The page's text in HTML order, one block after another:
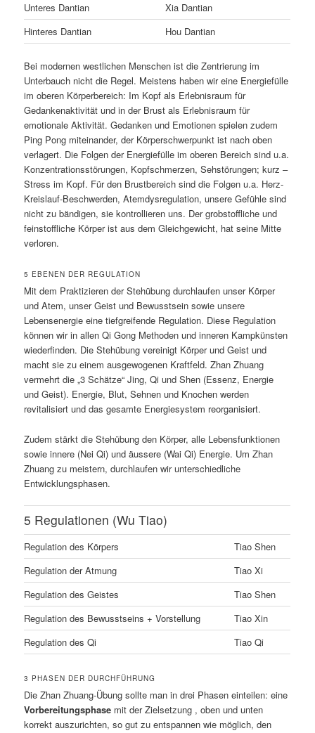
Unteres Dantian
Xia Dantian
Hinteres Dantian
Hou Dantian
Bei modernen westlichen Menschen ist die Zentrierung im
Unterbauch nicht die Regel. Meistens haben wir eine Energiefülle
im oberen Körperbereich: Im Kopf als Erlebnisraum für
Gedankenaktivität und in der Brust als Erlebnisraum für
emotionale Aktivität. Gedanken und Emotionen spielen zudem
Ping Pong miteinander, der Körperschwerpunkt ist nach oben
verlagert. Die Folgen der Energiefülle im oberen Bereich sind u.a.
Konzentrationsstörungen, Kopfschmerzen, Sehstörungen; kurz –
Stress im Kopf. Für den Brustbereich sind die Folgen u.a. Herz-
Kreislauf-Beschwerden, Atemdysregulation, unsere Gefühle sind
nicht zu bändigen, sie kontrollieren uns. Der grobstoffliche und
feinstoffliche Körper ist aus dem Gleichgewicht, hat seine Mitte
verloren.
5 EBENEN DER REGULATION
Mit dem Praktizieren der Stehübung durchlaufen unser Körper
und Atem, unser Geist und Bewusstsein sowie unsere
Lebensenergie eine tiefgreifende Regulation. Diese Regulation
können wir in allen Qi Gong Methoden und inneren Kampkünsten
wiederfinden. Die Stehübung vereinigt Körper und Geist und
macht sie zu einem ausgewogenen Kraftfeld. Zhan Zhuang
vermehrt die „3 Schätze“ Jing, Qi und Shen (Essenz, Energie
und Geist). Energie, Blut, Sehnen und Knochen werden
revitalisiert und das gesamte Energiesystem reorganisiert.
Zudem stärkt die Stehübung den Körper, alle Lebensfunktionen
sowie innere (Nei Qi) und äussere (Wai Qi) Energie. Um Zhan
Zhuang zu meistern, durchlaufen wir unterschiedliche
Entwicklungsphasen.
5 Regulationen (Wu Tiao)
Regulation des Körpers
Tiao Shen
Regulation der Atmung
Tiao Xi
Regulation des Geistes
Tiao Shen
Regulation des Bewusstseins + Vorstellung
Tiao Xin
Regulation des Qi
Tiao Qi
3 PHASEN DER DURCHFÜHRUNG
Die Zhan Zhuang-Übung sollte man in drei Phasen einteilen: eine
Vorbereitungsphase mit der Zielsetzung , oben und unten
korrekt auszurichten, so gut zu entspannen wie möglich, den